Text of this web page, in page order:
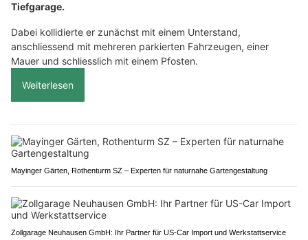
Tiefgarage.
Dabei kollidierte er zunächst mit einem Unterstand,
anschliessend mit mehreren parkierten Fahrzeugen, einer
Mauer und schliesslich mit einem Pfosten.
Weiterlesen
Mayinger Gärten, Rothenturm SZ – Experten für naturnahe Gartengestaltung
Zollgarage Neuhausen GmbH: Ihr Partner für US-Car Import und Werkstattservice